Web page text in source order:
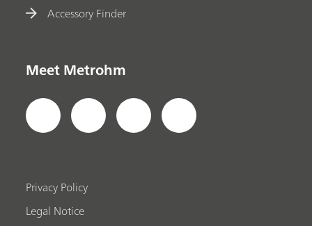
Accessory Finder
Meet Metrohm
Privacy Policy
Legal Notice